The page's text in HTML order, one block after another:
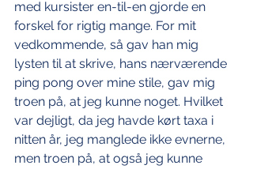
med kursister en-til-en gjorde en
forskel for rigtig mange. For mit
vedkommende, så gav han mig
lysten til at skrive, hans nærværende
ping pong over mine stile, gav mig
troen på, at jeg kunne noget. Hvilket
var dejligt, da jeg havde kørt taxa i
nitten år, jeg manglede ikke evnerne,
men troen på, at også jeg kunne